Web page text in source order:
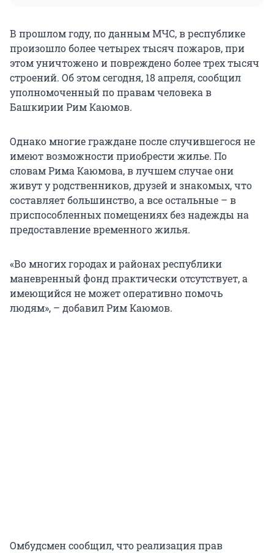
В прошлом году, по данным МЧС, в республике
произошло более четырех тысяч пожаров, при
этом уничтожено и повреждено более трех тысяч
строений. Об этом сегодня, 18 апреля, сообщил
уполномоченный по правам человека в
Башкирии Рим Каюмов.
Однако многие граждане после случившегося не
имеют возможности приобрести жилье. По
словам Рима Каюмова, в лучшем случае они
живут у родственников, друзей и знакомых, что
составляет большинство, а все остальные – в
приспособленных помещениях без надежды на
предоставление временного жилья.
«Во многих городах и районах республики
маневренный фонд практически отсутствует, а
имеющийся не может оперативно помочь
людям», – добавил Рим Каюмов.
Омбудсмен сообщил, что реализация прав